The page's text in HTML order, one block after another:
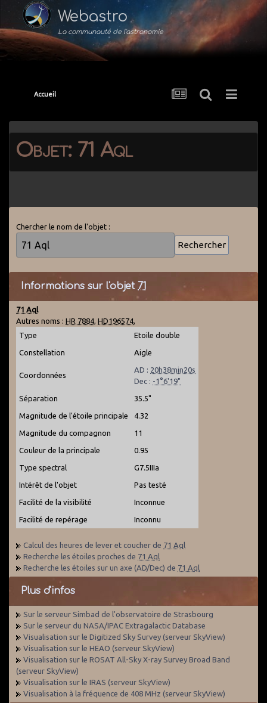
Webastro
La communauté de l'astronomie
Accueil
Objet: 71 Aql
Chercher le nom de l'objet :
Informations sur l'objet 71
71 Aql
Autres noms : HR 7884, HD196574,
Type
Etoile double
Constellation Aigle
Coordonnées
AD : 20h38min20s
Dec : -1°6'19"
Séparation 35.5"
Magnitude de l'étoile principale 4.32
Magnitude du compagnon 11
Couleur de la principale 0.95
Type spectral G7.5IIIa
Intérêt de l'objet Pas testé
Facilité de la visibilité Inconnue
Facilité de repérage Inconnu
Calcul des heures de lever et coucher de 71 Aql
Recherche les étoiles proches de 71 Aql
Recherche les étoiles sur un axe (AD/Dec) de 71 Aql
Plus d'infos
Sur le serveur Simbad de l'observatoire de Strasbourg
Sur le serveur du NASA/IPAC Extragalactic Database
Visualisation sur le Digitized Sky Survey (serveur SkyView)
Visualisation sur le HEAO (serveur SkyView)
Visualisation sur le ROSAT All-Sky X-ray Survey Broad Band
(serveur SkyView)
Visualisation sur le IRAS (serveur SkyView)
Visualisation à la fréquence de 408 MHz (serveur SkyView)